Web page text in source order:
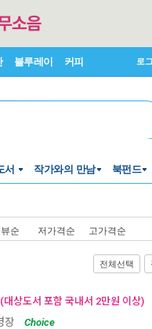
블루레이 커피 로
서 작가와의 만남 북펀드
순 저가격순 고가격순
전체선택
상도서 포함 국내서 2만원 이상)
장
Choice